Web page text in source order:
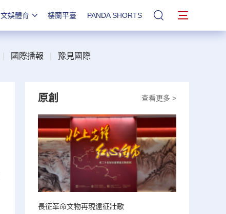
文娛體育 樓蘭平臺 PANDA SHORTS 站內搜索
國際播報 豫見國際
查看更多 >
原創
長征革命文物再現遠征壯歌